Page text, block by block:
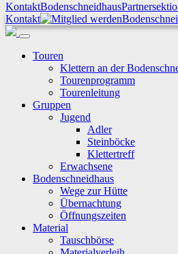
KontaktBodenschneidhaus
Kontakt
Touren
Klettern an der
Tourenprogramm
Tourenleitung
Gruppen
Jugend
Adler
Steinböcke
Klettertreff
Erwachsene
Bodenschneidhaus
Wege zur Hütte
Übernachtung
Öffnungszeiten
Material
Tauschbörse